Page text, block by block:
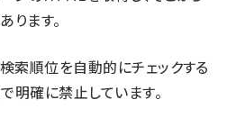
ます。
索順位を自動的にチェックする
明確に禁止しています。